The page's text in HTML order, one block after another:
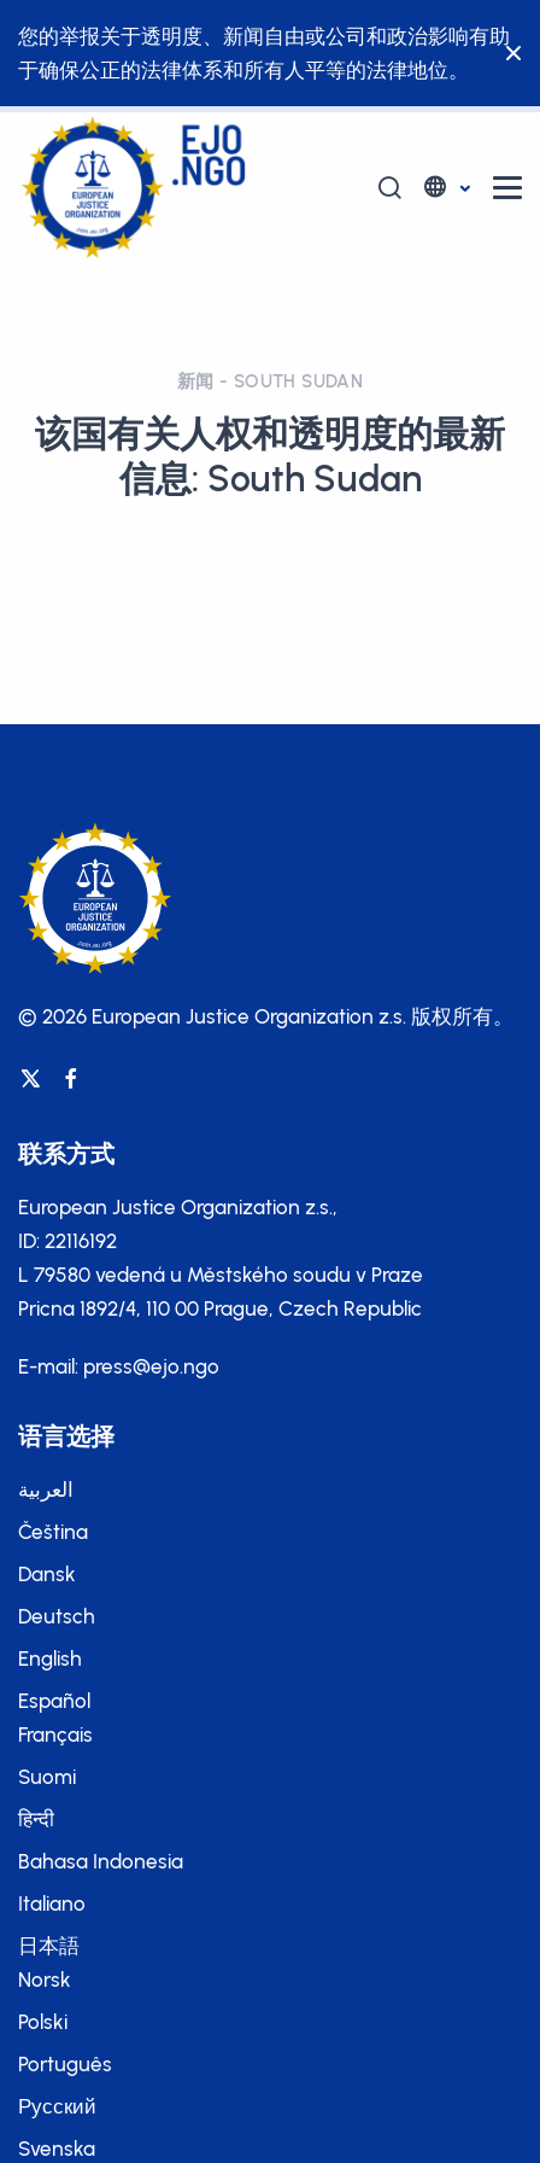
您的举报关于透明度、新闻自由或公司和政治影响有助
于确保公正的法律体系和所有人平等的法律地位。
新闻 - SOUTH SUDAN
该国有关人权和透明度的最新
信息: South Sudan
© 2026 European Justice Organization z.s. 版权所有。
联系方式
European Justice Organization z.s.,
ID: 22116192
L 79580 vedená u Městského soudu v Praze
Pricna 1892/4, 110 00 Prague, Czech Republic
E-mail: press@ejo.ngo
语言选择
العربية
Čeština
Dansk
Deutsch
English
Español
Français
Suomi
हिन्दी
Bahasa Indonesia
Italiano
日本語
Norsk
Polski
Português
Русский
Svenska